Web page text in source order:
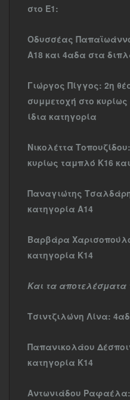
στο Ε1:
Οδυσσέας
Α18 και 4αδα στα
Γιώργος Πίγγος: 2η
συμμετοχή στο
ίδια κατηγορία
Νικολέττα
κυρίως ταμπλό Κ16
Παναγιώτης
κατηγορία Α14
Βαρβάρα
κατηγορία Κ14
Και τα αποτελέσματα
Τσιντζιλώνη Λίνα:
Παπανικολάου
κατηγορία Κ14
Αντωνιάδου